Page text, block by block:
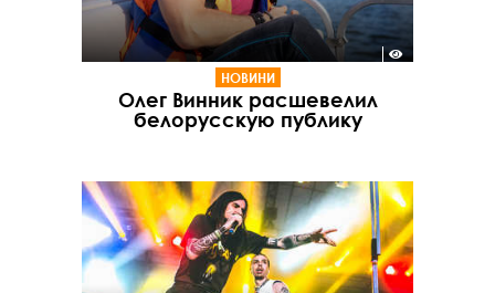
НОВИНИ
Олег Винник расшевелил
белорусскую публику